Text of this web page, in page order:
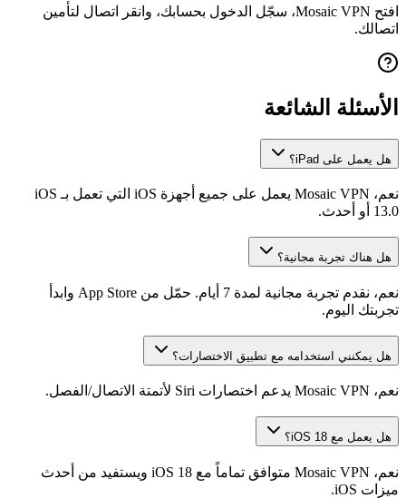
افتح Mosaic VPN، سجّل الدخول بحسابك، وانقر اتصال لتأمين
اتصالك.
الأسئلة الشائعة
هل يعمل على iPad؟
نعم، Mosaic VPN يعمل على جميع أجهزة iOS التي تعمل بـ iOS
13.0 أو أحدث.
هل هناك تجربة مجانية؟
نعم، نقدم تجربة مجانية لمدة 7 أيام. حمّل من App Store وابدأ
تجربتك اليوم.
هل يمكنني استخدامه مع تطبيق الاختصارات؟
نعم، Mosaic VPN يدعم اختصارات Siri لأتمتة الاتصال/الفصل.
هل يعمل مع iOS 18؟
نعم، Mosaic VPN متوافق تماماً مع iOS 18 ويستفيد من أحدث
ميزات iOS.